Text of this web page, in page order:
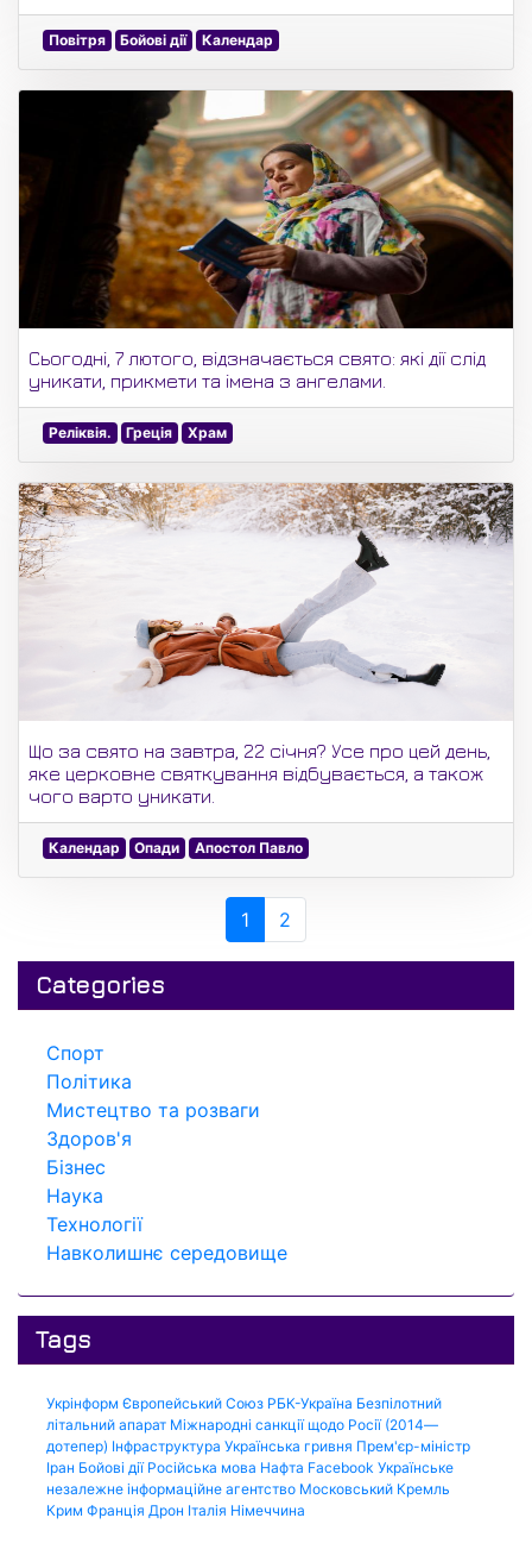
Повітря Бойові дії Календар
Сьогодні, 7 лютого, відзначається свято: які дії слід
уникати, прикмети та імена з ангелами.
Реліквія. Греція Храм
Що за свято на завтра, 22 січня? Усе про цей день,
яке церковне святкування відбувається, а також
чого варто уникати.
Календар Опади Апостол Павло
1 2
Categories
Спорт
Політика
Мистецтво та розваги
Здоров'я
Бізнес
Наука
Технології
Навколишнє середовище
Tags
Укрінформ Європейський Союз РБК-Україна Безпілотний
літальний апарат Міжнародні санкції щодо Росії (2014—
дотепер) Інфраструктура Українська гривня Прем'єр-міністр
Іран Бойові дії Російська мова Нафта Facebook Українське
незалежне інформаційне агентство Московський Кремль
Крим Франція Дрон Італія Німеччина